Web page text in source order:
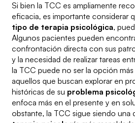
Si bien la TCC es ampliamente
eficacia, es importante considerar
tipo de terapia psicológica,
Algunos pacientes pueden
confrontación directa con sus
y la necesidad de realizar tareas
la TCC puede no ser la opción
aquellos que buscan explorar en
históricas de su problema
enfoca más en el presente y en
obstante, la TCC sigue siendo una